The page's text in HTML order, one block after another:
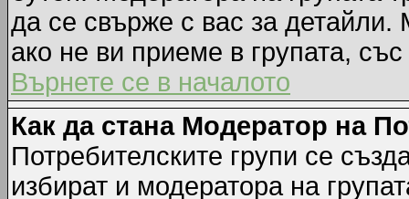
да се свърже с вас за
ако не ви приеме в групата,
Върнете се в началото
Как да стана Модератор на
Потребителските групи се
избират и модератора на